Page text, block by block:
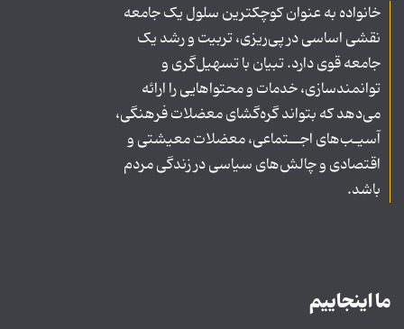
خانواده به عنوان کوچکترین سلول یک جامعه
نقشی اساسی در پی‌ریزی، تربیت و رشد یک
جامعه قوی دارد. تبیان با تسهیل‌گری و
توانمندسازی، خدمات و محتواهایی را ارائه
می‌دهد که بتواند گره‌گشای معضلات فرهنگی،
آسیـب‌های اجــتماعی، معضلات معیشتی و
اقتصادی و چالش‌های سیاسی در زندگی مردم
باشد.
ما اینجاییم